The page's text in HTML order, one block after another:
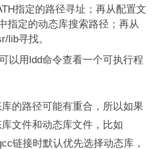
指定的路径寻址；再从配置文
指定的动态库搜索路径；再从
lib寻找。
以用ldd命令查看一个可执行程
的路径可能有重合，所以如果
文件和动态库文件，比如
链接时默认优先选择动态库，